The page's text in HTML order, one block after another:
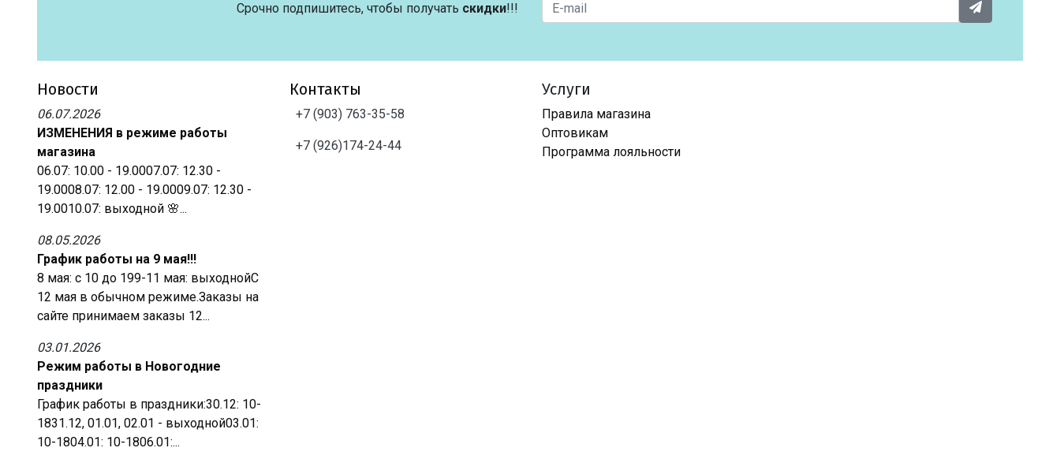
Срочно подпишитесь, чтобы получать скидки!!!
Новости
06.07.2026
ИЗМЕНЕНИЯ в режиме работы
магазина
06.07: 10.00 - 19.0007.07: 12.30 -
19.0008.07: 12.00 - 19.0009.07: 12.30 -
19.0010.07: выходной 🌸...
08.05.2026
График работы на 9 мая!!!
8 мая: с 10 до 199-11 мая: выходнойС
12 мая в обычном режиме.Заказы на
сайте принимаем заказы 12...
03.01.2026
Режим работы в Новогодние
праздники
График работы в праздники:30.12: 10-
1831.12, 01.01, 02.01 - выходной03.01:
10-1804.01: 10-1806.01:...
Контакты
+7 (903) 763-35-58
+7 (926)174-24-44
Услуги
Правила магазина
Оптовикам
Программа лояльности